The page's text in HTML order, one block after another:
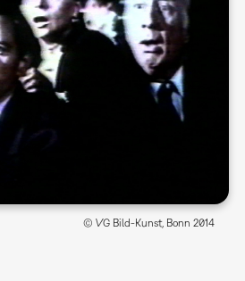
© VG Bild-Kunst, Bonn 2014